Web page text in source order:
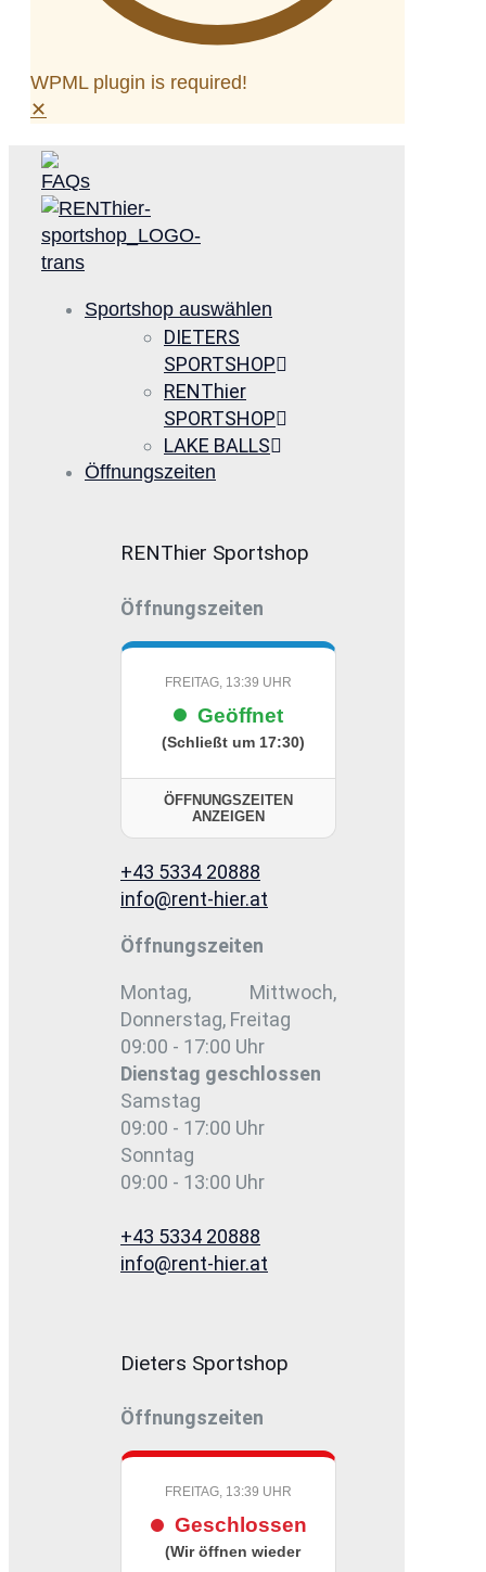
WPML plugin is required!
✕
Sportshop auswählen
DIETERS
SPORTSHOP
RENThier
SPORTSHOP
LAKE BALLS
Öffnungszeiten
RENThier Sportshop
Öffnungszeiten
FREITAG, 13:39 UHR
Geöffnet
(Schließt um 17:30)
ÖFFNUNGSZEITEN
ANZEIGEN
+43 5334 20888
info@rent-hier.at
Öffnungszeiten
Montag, Mittwoch,
Donnerstag, Freitag
09:00 - 17:00 Uhr
Dienstag geschlossen
Samstag
09:00 - 17:00 Uhr
Sonntag
09:00 - 13:00 Uhr
+43 5334 20888
info@rent-hier.at
Dieters Sportshop
Öffnungszeiten
FREITAG, 13:39 UHR
Geschlossen
(Wir öffnen wieder